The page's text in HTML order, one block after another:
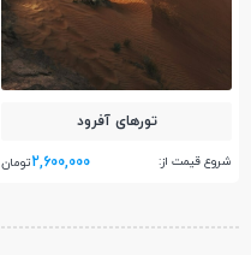
تور‌های آفرود
شروع قیمت از: 2,600,000تومان